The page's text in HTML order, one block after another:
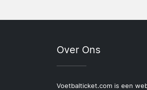
Over Ons
Voetbalticket.com is een